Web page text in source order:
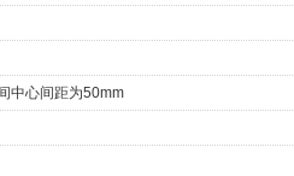
中心间距为50mm